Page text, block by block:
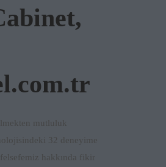
mutluluk
32 deneyime
hakkında fikir